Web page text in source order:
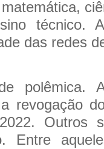
técnico.
das redes
polêmica.
revogação
Outros
Entre